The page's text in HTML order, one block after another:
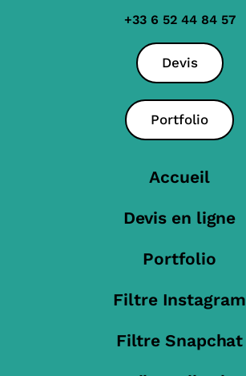
+33 6 52 44 84 57
Devis
Portfolio
Accueil
Devis en ligne
Portfolio
Filtre Instagram
Filtre Snapchat